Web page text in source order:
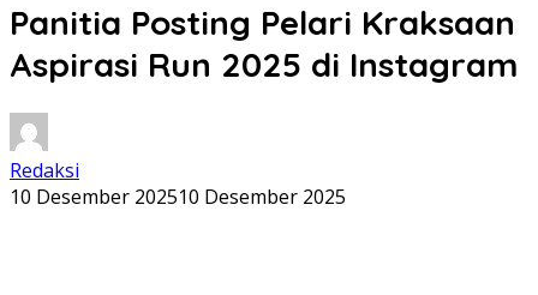
Panitia Posting Pelari Kraksaan
Aspirasi Run 2025 di Instagram
Redaksi
10 Desember 202510 Desember 2025